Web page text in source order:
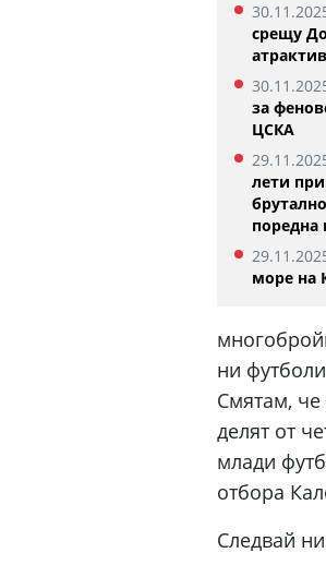
срещу
за
ЦСКА
лети
поредна
море на
ни
Смятам, че
делят от
млади
отбора
Следвай
Изабелла Шиникова започна
убедителна победа в